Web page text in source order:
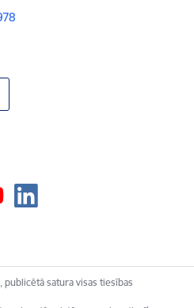
satura visas tiesības